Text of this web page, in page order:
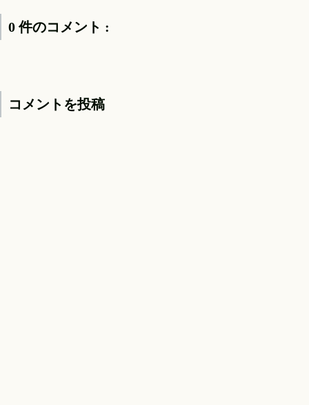
0 件のコメント :
コメントを投稿